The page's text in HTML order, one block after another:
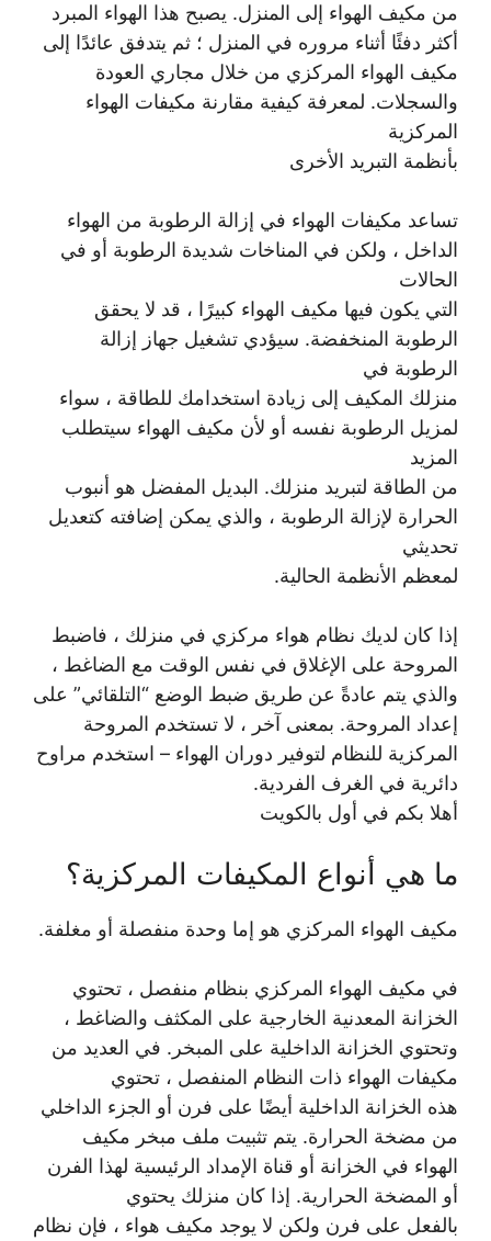
من مكيف الهواء إلى المنزل. يصبح هذا الهواء المبرد
أكثر دفئًا أثناء مروره في المنزل ؛ ثم يتدفق عائدًا إلى
مكيف الهواء المركزي من خلال مجاري العودة
والسجلات. لمعرفة كيفية مقارنة مكيفات الهواء
المركزية
بأنظمة التبريد الأخرى
تساعد مكيفات الهواء في إزالة الرطوبة من الهواء
الداخل ، ولكن في المناخات شديدة الرطوبة أو في
الحالات
التي يكون فيها مكيف الهواء كبيرًا ، قد لا يحقق
الرطوبة المنخفضة. سيؤدي تشغيل جهاز إزالة
الرطوبة في
منزلك المكيف إلى زيادة استخدامك للطاقة ، سواء
لمزيل الرطوبة نفسه أو لأن مكيف الهواء سيتطلب
المزيد
من الطاقة لتبريد منزلك. البديل المفضل هو أنبوب
الحرارة لإزالة الرطوبة ، والذي يمكن إضافته كتعديل
تحديثي
لمعظم الأنظمة الحالية.
إذا كان لديك نظام هواء مركزي في منزلك ، فاضبط
المروحة على الإغلاق في نفس الوقت مع الضاغط ،
والذي يتم عادةً عن طريق ضبط الوضع “التلقائي” على
إعداد المروحة. بمعنى آخر ، لا تستخدم المروحة
المركزية للنظام لتوفير دوران الهواء – استخدم مراوح
دائرية في الغرف الفردية.
أهلا بكم في أول بالكويت
ما هي أنواع المكيفات المركزية؟
مكيف الهواء المركزي هو إما وحدة منفصلة أو مغلفة.
في مكيف الهواء المركزي بنظام منفصل ، تحتوي
الخزانة المعدنية الخارجية على المكثف والضاغط ،
وتحتوي الخزانة الداخلية على المبخر. في العديد من
مكيفات الهواء ذات النظام المنفصل ، تحتوي
هذه الخزانة الداخلية أيضًا على فرن أو الجزء الداخلي
من مضخة الحرارة. يتم تثبيت ملف مبخر مكيف
الهواء في الخزانة أو قناة الإمداد الرئيسية لهذا الفرن
أو المضخة الحرارية. إذا كان منزلك يحتوي
بالفعل على فرن ولكن لا يوجد مكيف هواء ، فإن نظام